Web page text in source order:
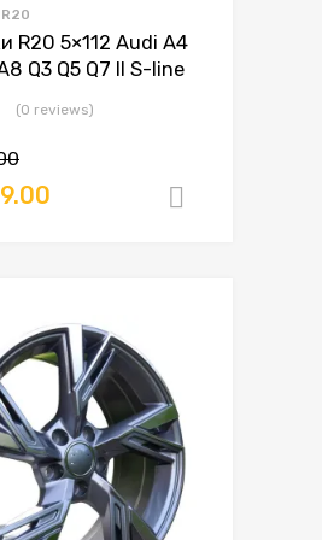
R20 5×112 Audi A4
Q3 Q5 Q7 II S-line
(0 reviews)